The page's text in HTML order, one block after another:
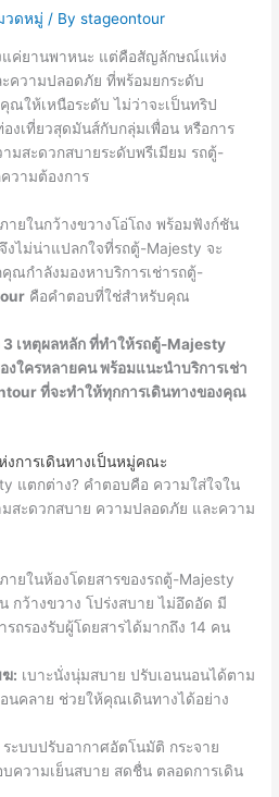
วดหมู่ / Bystageontour
แค่ยานพาหนะ แต่คือสัญลักษณ์แห่ง
ความปลอดภัย ที่พร้อมยกระดับ
ณให้เหนือระดับ ไม่ว่าจะเป็นทริป
งเที่ยวสุดมันส์กับกลุ่มเพื่อน หรือการ
มสะดวกสบายระดับพรีเมียม รถตู้-
วามต้องการ
ยในกว้างขวางโอ่โถง พร้อมฟังก์ชัน
ไม่น่าแปลกใจที่รถตู้-Majesty จะ
ณกำลังมองหาบริการเช่ารถตู้-
คือคำตอบที่ใช่สำหรับคุณ
เหตุผลหลัก ที่ทำให้รถตู้-Majesty
งใครหลายคน พร้อมแนะนำบริการเช่า
ที่จะทำให้ทุกการเดินทางของคุณ
งการเดินทางเป็นหมู่คณะ
แตกต่าง? คำตอบคือ ความใส่ใจใน
สะดวกสบาย ความปลอดภัย และความ
ภายในห้องโดยสารของรถตู้-Majesty
กว้างขวาง โปร่งสบาย ไม่อึดอัด มี
ถรองรับผู้โดยสารได้มากถึง 14 คน
ฆ: เบาะนั่งนุ่มสบาย ปรับเอนนอนได้ตาม
นคลาย ช่วยให้คุณเดินทางได้อย่าง
ระบบปรับอากาศอัตโนมัติ กระจาย
ความเย็นสบาย สดชื่น ตลอดการเดิน